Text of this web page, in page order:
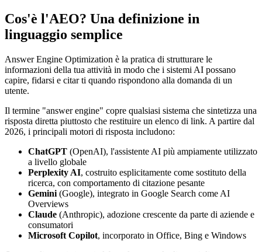
Cos'è l'AEO? Una definizione in
linguaggio semplice
Answer Engine Optimization è la pratica di strutturare le
informazioni della tua attività in modo che i sistemi AI possano
capire, fidarsi e citar ti quando rispondono alla domanda di un
utente.
Il termine "answer engine" copre qualsiasi sistema che sintetizza una
risposta diretta piuttosto che restituire un elenco di link. A partire dal
2026, i principali motori di risposta includono:
ChatGPT (OpenAI), l'assistente AI più ampiamente utilizzato
a livello globale
Perplexity AI, costruito esplicitamente come sostituto della
ricerca, con comportamento di citazione pesante
Gemini (Google), integrato in Google Search come AI
Overviews
Claude (Anthropic), adozione crescente da parte di aziende e
consumatori
Microsoft Copilot, incorporato in Office, Bing e Windows